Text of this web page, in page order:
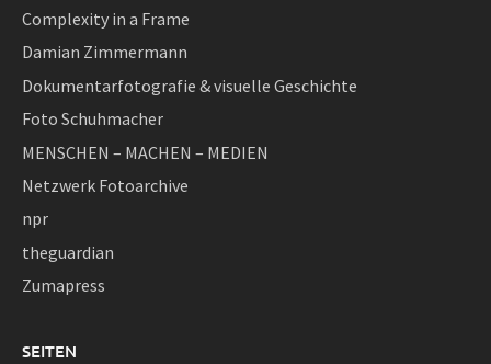
Complexity in a Frame
Damian Zimmermann
Dokumentarfotografie & visuelle Geschichte
Foto Schuhmacher
MENSCHEN – MACHEN – MEDIEN
Netzwerk Fotoarchive
npr
theguardian
Zumapress
SEITEN